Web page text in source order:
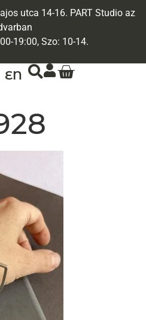
utca 14-16. PART Studio az
19:00, Szo: 10-14.
EN